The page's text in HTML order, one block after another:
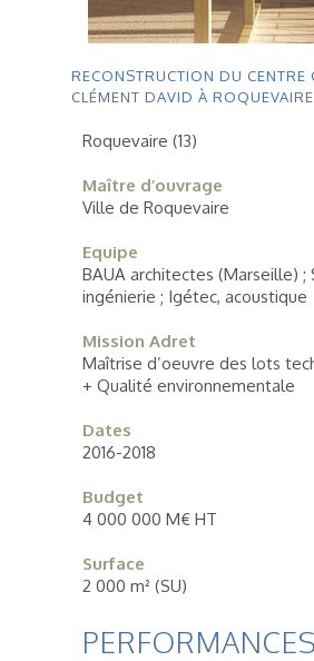
RECONSTRUCTION DU CENTRE
CLÉMENT DAVID À ROQUEVAIRE
Roquevaire (13)
Maître d’ouvrage
Ville de Roquevaire
Equipe
BAUA architectes (Marseille) ;
ingénierie ; Igétec, acoustique
Mission Adret
Maîtrise d’oeuvre des lots
+ Qualité environnementale
Dates
2016-2018
Budget
4 000 000 M€ HT
Surface
2 000 m² (SU)
PERFORMANCES